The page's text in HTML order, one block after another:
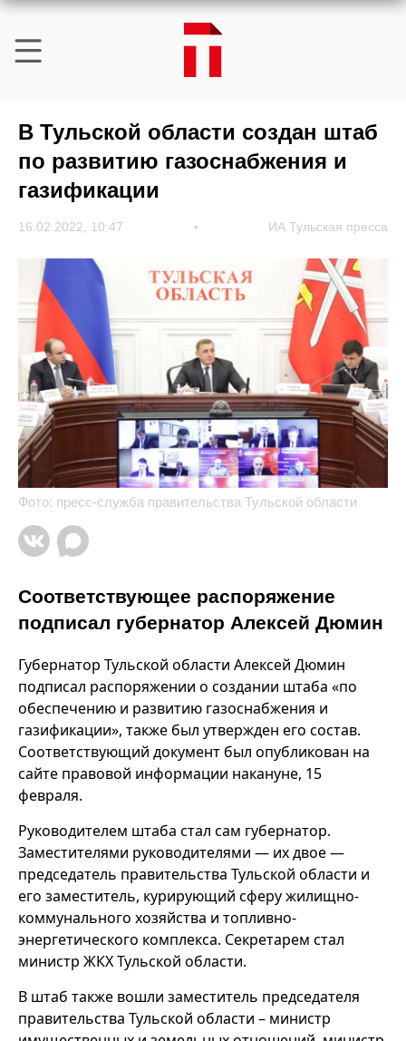
В Тульской области создан штаб
по развитию газоснабжения и
газификации
16.02.2022, 10:47 ИА Тульская пресса
Фото: пресс-служба правительства Тульской области
Соответствующее распоряжение
подписал губернатор Алексей Дюмин
Губернатор Тульской области Алексей Дюмин
подписал распоряжении о создании штаба «по
обеспечению и развитию газоснабжения и
газификации», также был утвержден его состав.
Соответствующий документ был опубликован на
сайте правовой информации накануне, 15
февраля.
Руководителем штаба стал сам губернатор.
Заместителями руководителями — их двое —
председатель правительства Тульской области и
его заместитель, курирующий сферу жилищно-
коммунального хозяйства и топливно-
энергетического комплекса. Секретарем стал
министр ЖКХ Тульской области.
В штаб также вошли заместитель председателя
правительства Тульской области – министр